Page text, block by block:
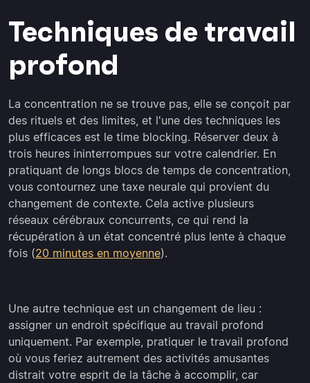
Techniques de travail
profond
La concentration ne se trouve pas, elle se conçoit par
des rituels et des limites, et l'une des techniques les
plus efficaces est le time blocking. Réserver deux à
trois heures ininterrompues sur votre calendrier. En
pratiquant de longs blocs de temps de concentration,
vous contournez une taxe neurale qui provient du
changement de contexte. Cela active plusieurs
réseaux cérébraux concurrents, ce qui rend la
récupération à un état concentré plus lente à chaque
fois (20 minutes en moyenne).
Une autre technique est un changement de lieu :
assigner un endroit spécifique au travail profond
uniquement. Par exemple, pratiquer le travail profond
où vous feriez autrement des activités amusantes
distrait votre esprit de la tâche à accomplir, car